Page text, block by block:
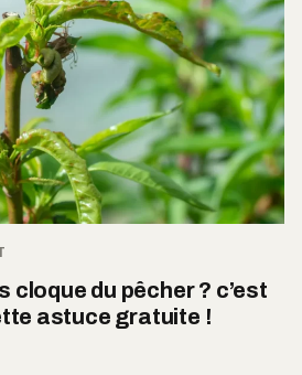
cloque du pêcher ? c’est
astuce gratuite !